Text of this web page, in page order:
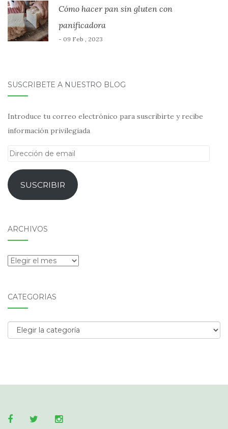
Cómo hacer pan sin gluten con
panificadora
- 09 Feb , 2023
SUSCRÍBETE A NUESTRO BLOG
Introduce tu correo electrónico para suscribirte y recibe
información privilegiada
Dirección
emailSUSCRIBIR
ARCHIVOS
Archivos
CATEGORÍAS
Categorías